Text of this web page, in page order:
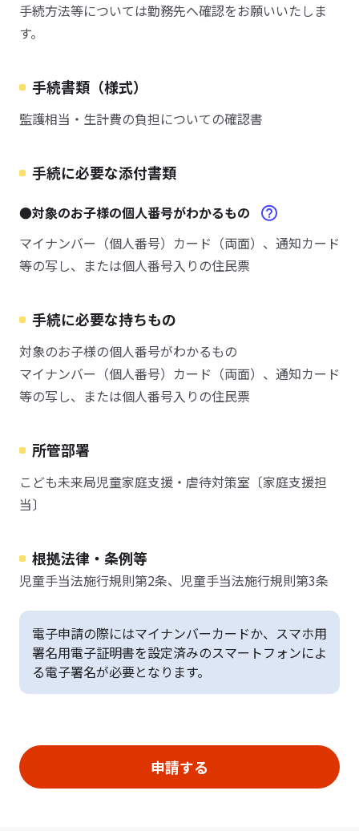
手続方法等については勤務先へ確認をお願いいたしま
す。
手続書類（様式）
監護相当・生計費の負担についての確認書
手続に必要な添付書類
●対象のお子様の個人番号がわかるもの
マイナンバー（個人番号）カード（両面）、通知カード
等の写し、または個人番号入りの住民票
手続に必要な持ちもの
対象のお子様の個人番号がわかるもの
マイナンバー（個人番号）カード（両面）、通知カード
等の写し、または個人番号入りの住民票
所管部署
こども未来局児童家庭支援・虐待対策室〔家庭支援担
当〕
根拠法律・条例等
児童手当法施行規則第2条、児童手当法施行規則第3条
電子申請の際にはマイナンバーカードか、スマホ用
署名用電子証明書を設定済みのスマートフォンによ
る電子署名が必要となります。